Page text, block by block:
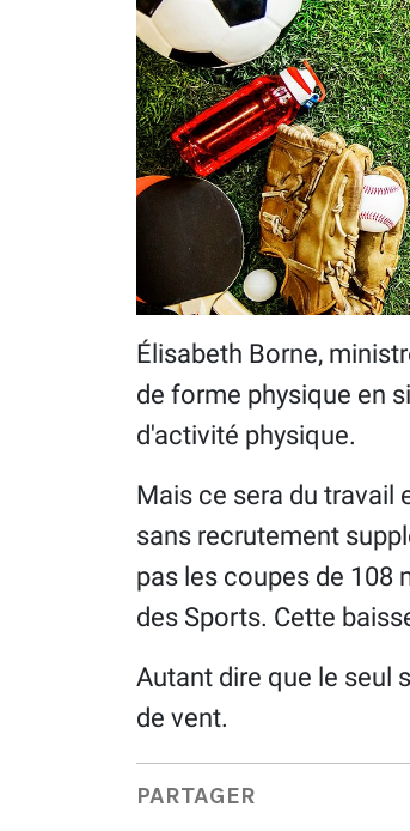
Élisabeth Borne,
de forme physique en
d'activité physique.
Mais ce sera du travail
sans recrutement
pas les coupes de 108
des Sports. Cette
Autant dire que le seul
de vent.
PARTAGER